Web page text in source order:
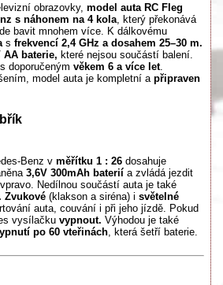
obrazovky, model auta RC Fleg
s náhonem na 4 kola , který překonává
bavit mnohem více. K dálkovému
s frekvencí 2,4 GHz a dosahem 25–30 m.
AA baterie, které nejsou součástí balení.
doporučeným věkem 6 a více let.
model auta je kompletní a připraven
Benz v měřítku 1 : 26 dosahuje
3,6V 300mAh baterií a zvládá jezdit
Nedílnou součástí auta je také
Zvukové (klakson a siréna) i světelné
auta, couvání i při jeho jízdě. Pokud
vysílačku vypnout. Výhodou je také
po 60 vteřinách, která šetří baterie.